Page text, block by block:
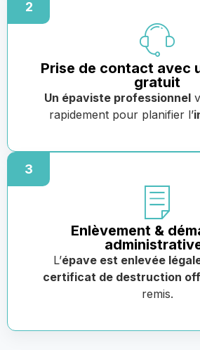
2
Prise de contact avec
gratuit
Un épaviste professionnel
rapidement pour planifier l’
3
Enlèvement &
L’épave est enlevée
certificat de destruction
remis.